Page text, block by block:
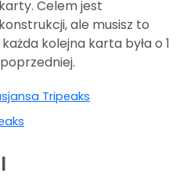
Celem jest
ale musisz to
kolejna karta była o 1
Tripeaks